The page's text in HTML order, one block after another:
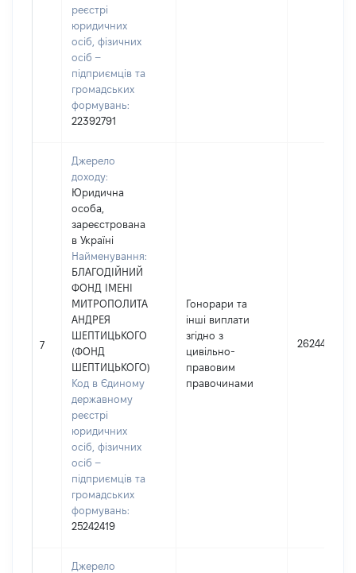
реєстрі
юридичних
осіб, фізичних
осіб –
підприємців та
громадських
формувань:
22392791
7
Джерело
доходу:
Юридична
особа,
зареєстрована
в Україні
Найменування:
БЛАГОДІЙНИЙ
ФОНД ІМЕНІ
МИТРОПОЛИТА
АНДРЕЯ
ШЕПТИЦЬКОГО
(ФОНД
ШЕПТИЦЬКОГО)
Код в Єдиному
державному
реєстрі
юридичних
осіб, фізичних
осіб –
підприємців та
громадських
формувань:
25242419
Гонорари та
інші виплати
згідно з
цивільно-
правовим
правочинами
26244
Джерело